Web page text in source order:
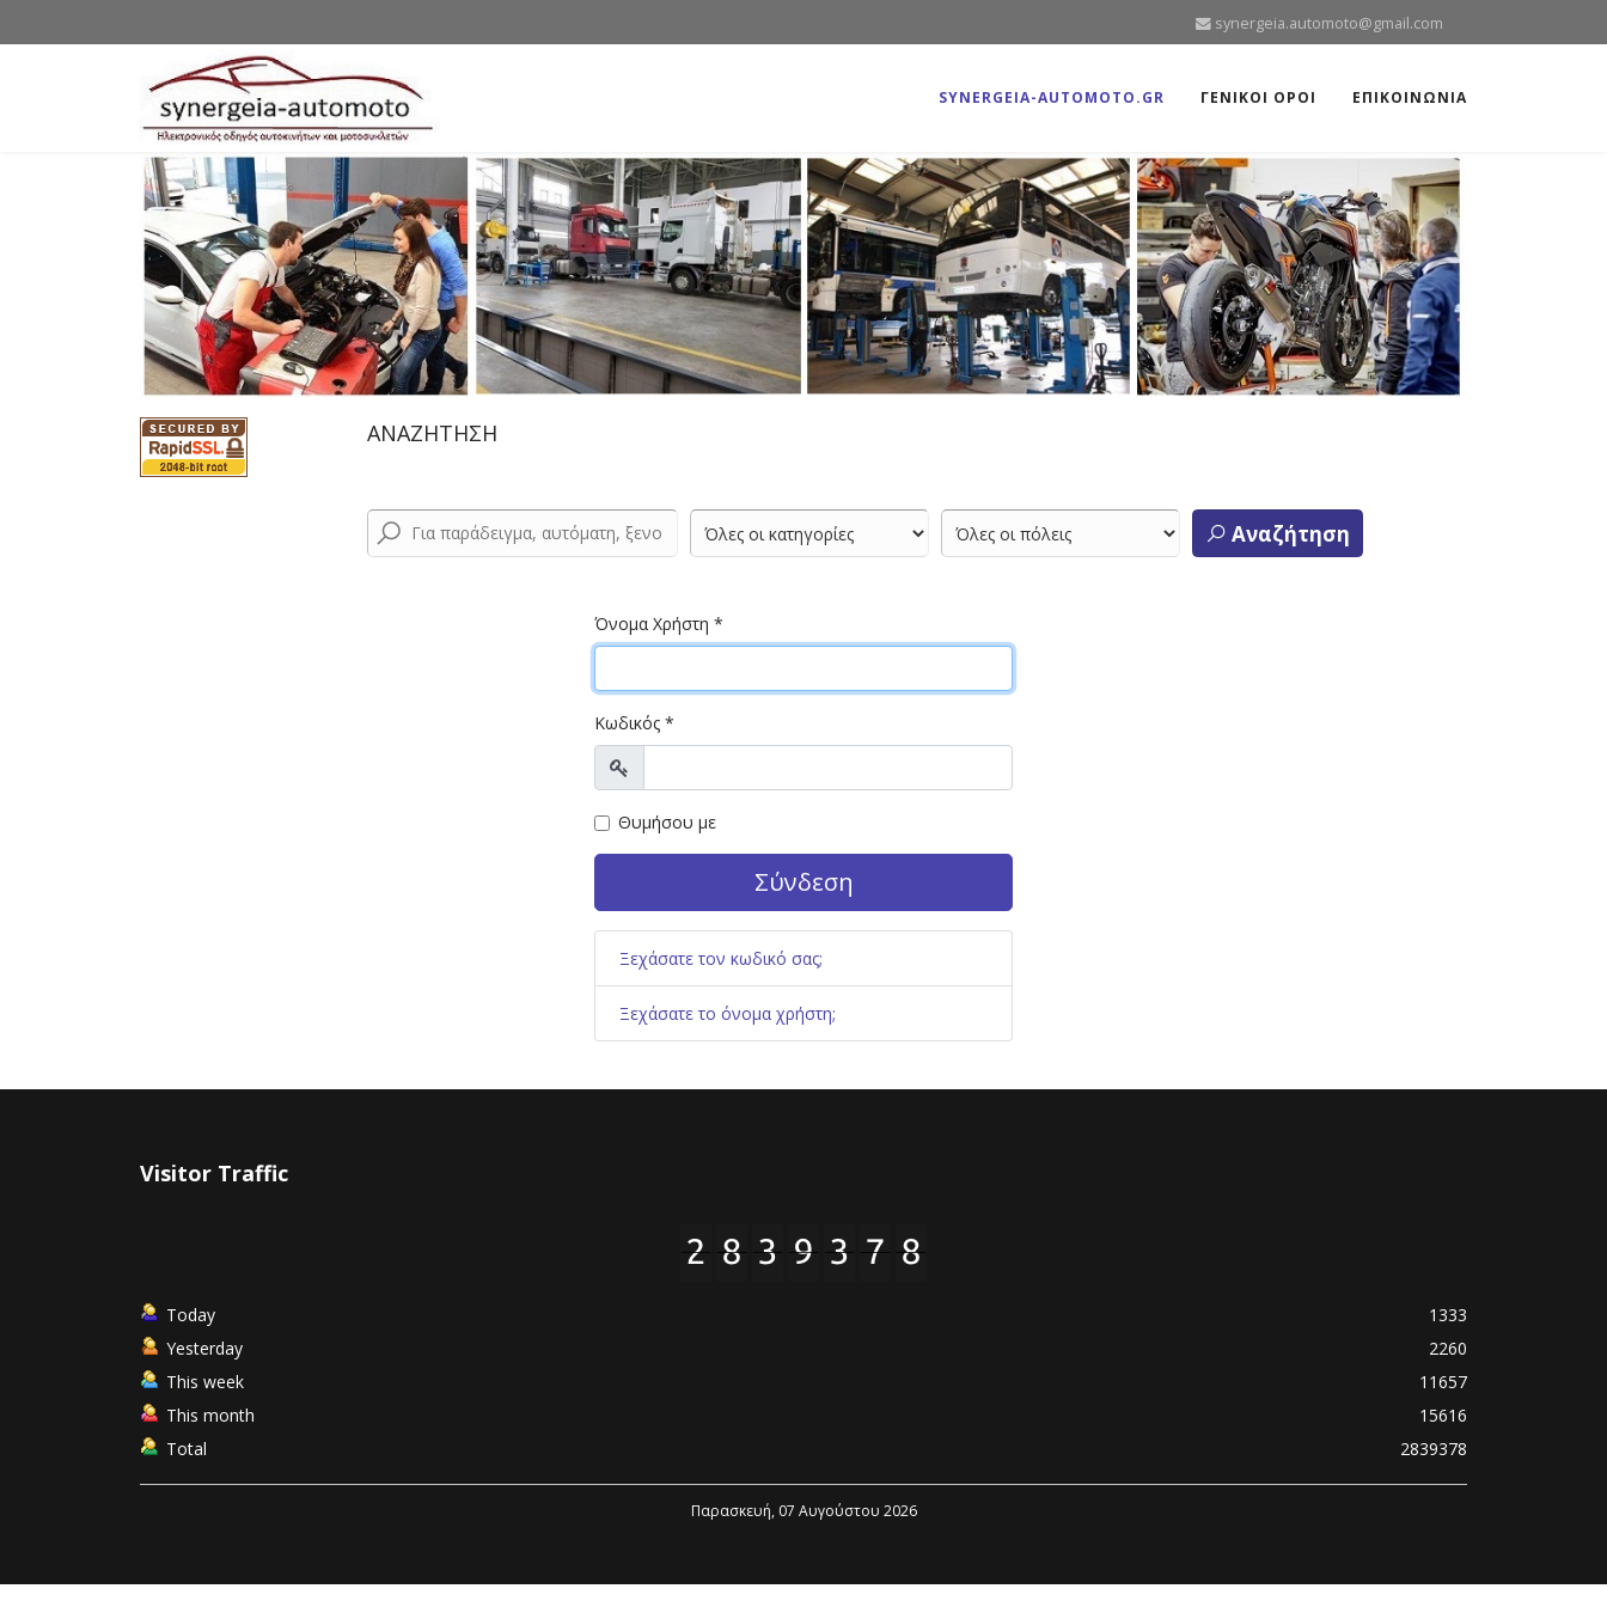
synergeia.automoto@gmail.com
SYNERGEIA-AUTOMOTO.GR ΓΕΝΙΚΟΙ ΟΡΟΙ ΕΠΙΚΟΙΝΩΝΙΑ
ΑΝΑΖΗΤΗΣΗ
Αναζήτηση
Όνομα Χρήστη *
Κωδικός *
Προβολή
Θυμήσου με
Σύνδεση
Ξεχάσατε τον κωδικό σας;
Ξεχάσατε το όνομα χρήστη;
Visitor Traffic
Today
1333
Yesterday
2260
This week
11657
This month
15616
Total
2839378
Παρασκευή, 07 Αυγούστου 2026